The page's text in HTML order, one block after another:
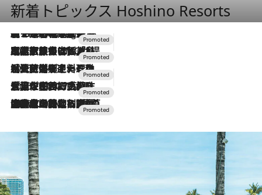
新着トピックス Hoshino Resorts
10 Hours Ago
【トンボの足水浴】ヒノキの香りに包まれて涼感マックス！約13℃の湧水かけ流しを避暑地「星野温泉 トンボの湯」で体験
2026.7.31
【ホテル帰省】という選択肢をOMOが提案。家族とほどよい距離を保つには「昼は実家、夜は気兼ねなくホテルで！」
2026.7.24
【夏限定ディナーコース】旬を迎える稚鮎や花ズッキーニなどをイタリア・トスカーナの郷土料理の手法で満喫！
2026.7.17
「土佐和ハーブかき氷」がOMO7高知に登場！生姜、山椒、大葉など目にも舌にも涼を呼ぶ郷土の味
2026.7.10
NEW OPEN！【界 草津】名湯の地に誕生。趣の異なる2種の温泉と上州ならではの会席・蕎麦割烹など美食を味わう究極の癒やし旅